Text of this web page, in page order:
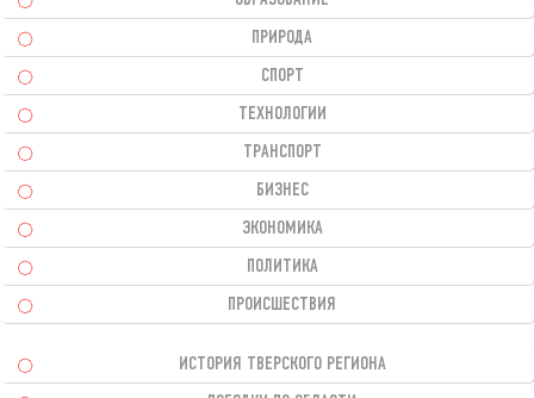
ПРИРОДА
СПОРТ
ТЕХНОЛОГИИ
ТРАНСПОРТ
БИЗНЕС
ЭКОНОМИКА
ПОЛИТИКА
ПРОИСШЕСТВИЯ
ИСТОРИЯ ТВЕРСКОГО РЕГИОНА